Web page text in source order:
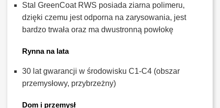
Stal GreenCoat RWS posiada ziarna polimeru,
dzięki czemu jest odporna na zarysowania, jest
bardzo trwała oraz ma dwustronną powłokę
Rynna na lata
30 lat gwarancji w środowisku C1-C4 (obszar
przemysłowy, przybrzeżny)
Dom i przemysł